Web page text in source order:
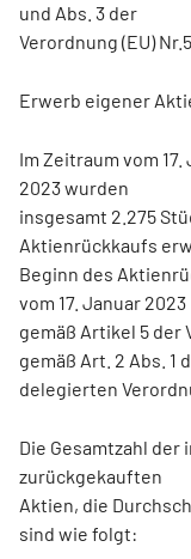
und Abs. 3 der
Verordnung (EU)
Erwerb eigener
Im Zeitraum vom
2023 wurden
insgesamt 2.275
Aktienrückkaufs
Beginn des
vom 17. Januar 2023
gemäß Artikel 5 der
gemäß Art. 2 Abs. 1
delegierten
Die Gesamtzahl
zurückgekauften
Aktien, die
sind wie folgt: